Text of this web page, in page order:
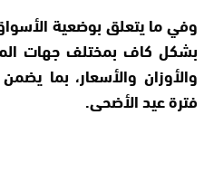
وفي ما يتعلق بوضعية
بشكل كاف بمختلف جهات
والأوزان والأسعار، بما
فترة عيد الأضحى.